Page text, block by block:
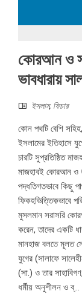
কোরআন ও
ভাবধারায়
ইসলাম, ফিচার
কোন পথটি বেশি
ইসলামের ইতিহাসে
চারটি সুপ্রতিষ্ঠিত
মাজহাবই কোরআন ও
পদ্ধতিগতভাবে কিছু
ফিকহভিত্তিকভাবে
মুসলমান সরাসরি
করেন, তাদের একটি
মানহাজ বলতে মূলত
যুগের (সালাফে
(সা.) ও তার
ধর্মীয় অনুশীলন ও ব্...